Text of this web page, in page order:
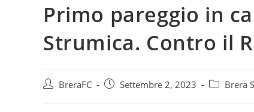
Primo pareggio in
Strumica. Contro il
BreraFC Settembre 2, 2023 Brera